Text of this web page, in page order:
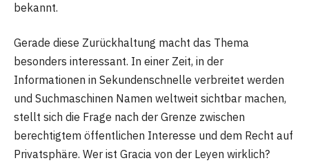
bekannt.
Gerade diese Zurückhaltung macht das Thema
besonders interessant. In einer Zeit, in der
Informationen in Sekundenschnelle verbreitet werden
und Suchmaschinen Namen weltweit sichtbar machen,
stellt sich die Frage nach der Grenze zwischen
berechtigtem öffentlichen Interesse und dem Recht auf
Privatsphäre. Wer ist Gracia von der Leyen wirklich?